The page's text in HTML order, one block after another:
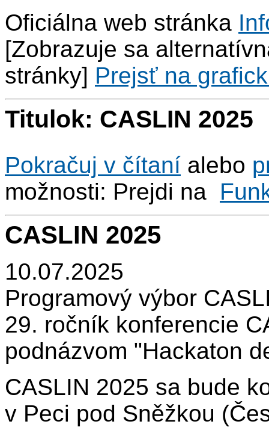
Oficiálna web stránka
[Zobrazuje sa
stránky] Prejsť na
Titulok: CASLIN 2025
Pokračuj v čítaní alebo
možnosti: Prejdi na
CASLIN 2025
10.07.2025
Programový výbor
29. ročník konferencie
podnázvom "Hackaton
CASLIN 2025 sa bude
v Peci pod Sněžkou